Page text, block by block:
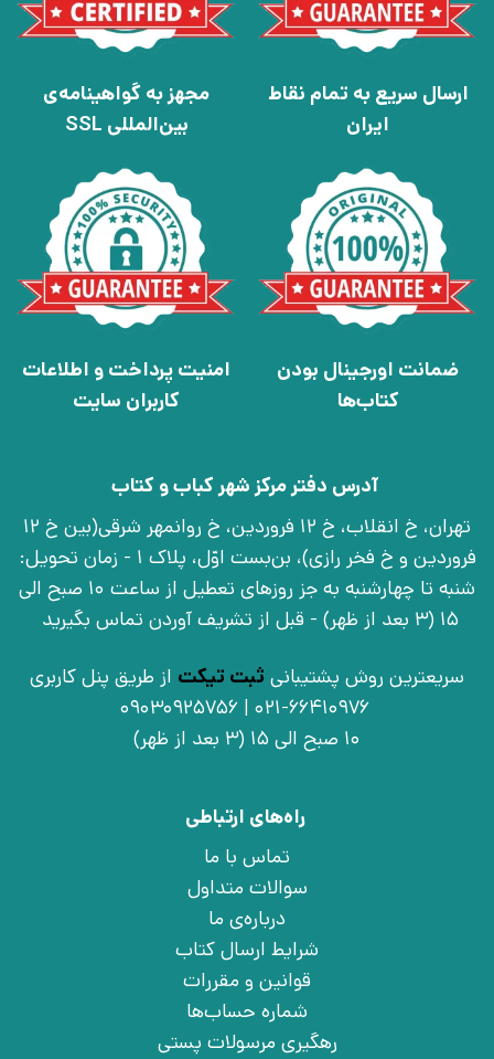
ارسال سریع به تمام نقاط
ایران
مجهز به گواهینامه‌ی
بین‌المللی SSL
ضمانت اورجینال بودن
کتاب‌ها
امنیت پرداخت و اطلاعات
کاربران سایت
آدرس دفتر مرکز شهر کباب و کتاب
تهران، خ انقلاب، خ 12 فروردین، خ روانمهر شرقی(بین خ 12
فروردین و خ فخر رازی)، بن‌بست اوّل، پلاک 1 - زمان تحویل:
شنبه تا چهارشنبه به جز روزهای تعطیل از ساعت 10 صبح الی
15 (3 بعد از ظهر) - قبل از تشریف آوردن تماس بگیرید
سریعترین روش پشتیبانی ثبت تیکت از طریق پنل کاربری
021-66410976 | 09030925756
10 صبح الی 15 (3 بعد از ظهر)
راه‌های ارتباطی
تماس با ما
سوالات متداول
درباره‌ی ما
شرایط ارسال کتاب
قوانین و مقررات
شماره حساب‌ها
رهگیری مرسولات پستی